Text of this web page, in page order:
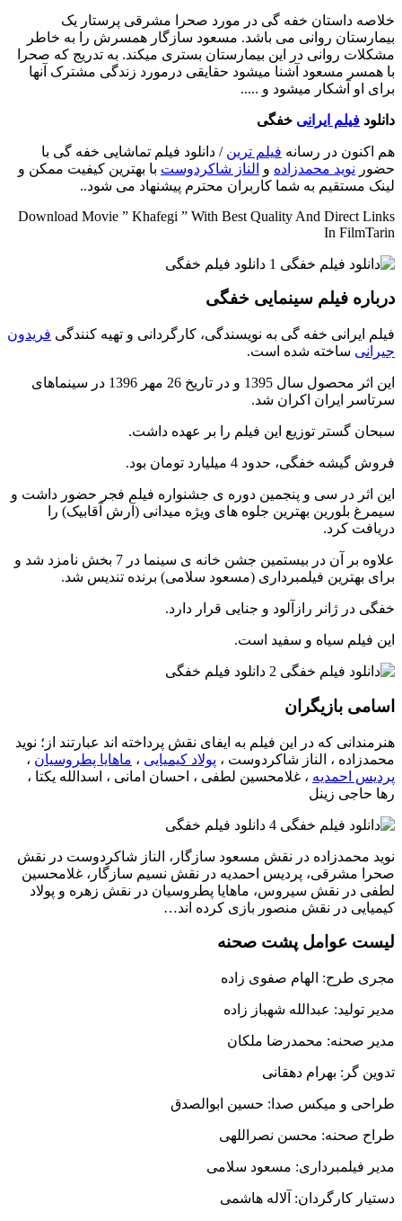
خلاصه داستان خفه گی در مورد صحرا مشرقی پرستار یک
بیمارستان روانی می باشد. مسعود سازگار همسرش را به خاطر
مشکلات روانی در این بیمارستان بستری میکند. به تدریج که صحرا
با همسر مسعود آشنا میشود حقایقی درمورد زندگی مشترک آنها
برای او آشکار میشود و .....
دانلود فیلم ایرانی خفگی
هم اکنون در رسانه فیلم ترین / دانلود فیلم تماشایی خفه گی با
حضور نوید محمدزاده و الناز شاکردوست با بهترین کیفیت ممکن و
لینک مستقیم به شما کاربران محترم پیشنهاد می شود..
Download Movie ” Khafegi ” With Best Quality And Direct Links
In FilmTarin
درباره فیلم سینمایی خفگی
فیلم ایرانی خفه گی به نویسندگی، کارگردانی و تهیه کنندگی فریدون
جیرانی ساخته شده است.
این اثر محصول سال 1395 و در تاریخ 26 مهر 1396 در سینماهای
سرتاسر ایران اکران شد.
سبحان گستر توزیع این فیلم را بر عهده داشت.
فروش گیشه خفگی، حدود 4 میلیارد تومان بود.
این اثر در سی و پنجمین دوره ی جشنواره فیلم فجر حضور داشت و
سیمرغ بلورین بهترین جلوه های ویژه میدانی (آرش آقابیک) را
دریافت کرد.
علاوه بر آن در بیستمین جشن خانه ی سینما در 7 بخش نامزد شد و
برای بهترین فیلمبرداری (مسعود سلامی) برنده تندیس شد.
خفگی در ژانر رازآلود و جنایی قرار دارد.
این فیلم سیاه و سفید است.
اسامی بازیگران
هنرمندانی که در این فیلم به ایفای نقش پرداخته اند عبارتند از؛ نوید
محمدزاده ، الناز شاکردوست ، پولاد کیمیایی ، ماهایا پطروسیان ،
پردیس احمدیه ، غلامحسین لطفی ، احسان امانی ، اسدالله یکتا ،
رها حاجی زینل
نوید محمدزاده در نقش مسعود سازگار، الناز شاکردوست در نقش
صحرا مشرقی، پردیس احمدیه در نقش نسیم سازگار، غلامحسین
لطفی در نقش سیروس، ماهایا پطروسیان در نقش زهره و پولاد
کیمیایی در نقش منصور بازی کرده اند…
لیست عوامل پشت صحنه
مجری طرح: الهام صفوی زاده
مدیر تولید: عبدالله شهباز زاده
مدیر صحنه: محمدرضا ملکان
تدوین گر: بهرام دهقانی
طراحی و میکس صدا: حسین ابوالصدق
طراح صحنه: محسن نصراللهی
مدیر فیلمبرداری: مسعود سلامی
دستیار کارگردان: آلاله هاشمی